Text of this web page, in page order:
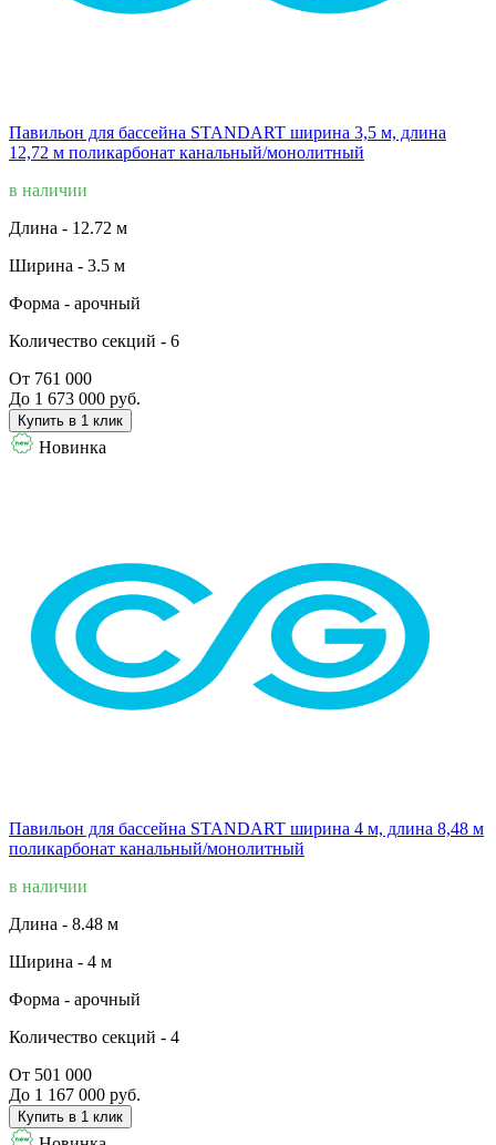
Павильон для бассейна STANDART ширина 3,5 м, длина
12,72 м поликарбонат канальный/монолитный
в наличии
Длина - 12.72 м
Ширина - 3.5 м
Форма - арочный
Количество секций - 6
От 761 000
До 1 673 000 руб.
Купить в 1 клик
Новинка
Павильон для бассейна STANDART ширина 4 м, длина 8,48 м
поликарбонат канальный/монолитный
в наличии
Длина - 8.48 м
Ширина - 4 м
Форма - арочный
Количество секций - 4
От 501 000
До 1 167 000 руб.
Купить в 1 клик